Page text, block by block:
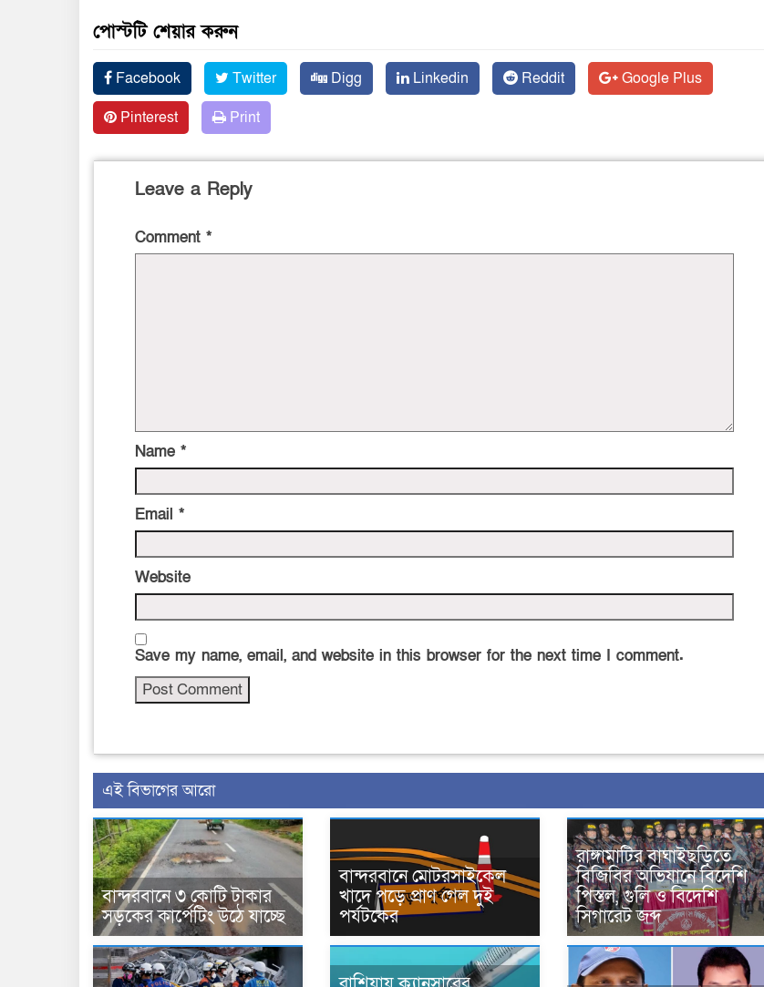
পোস্টটি শেয়ার করুন
Facebook Twitter Digg Linkedin Reddit
Google Plus
Pinterest
Print
Leave a Reply
Comment *
Name *
Email *
Website
Save my name, email, and website in this browser for the next time I comment.
এই বিভাগের আরো
বান্দরবানে ৩ কোটি টাকার
সড়কের কার্পেটিং উঠে যাচ্ছে
বান্দরবানে মোটরসাইকেল
খাদে পড়ে প্রাণ গেল দুই
পর্যটকের
রাঙ্গামাটির বাঘাইছড়িতে
বিজিবির অভিযানে বিদেশি
পিস্তল, গুলি ও বিদেশি
সিগারেট জব্দ